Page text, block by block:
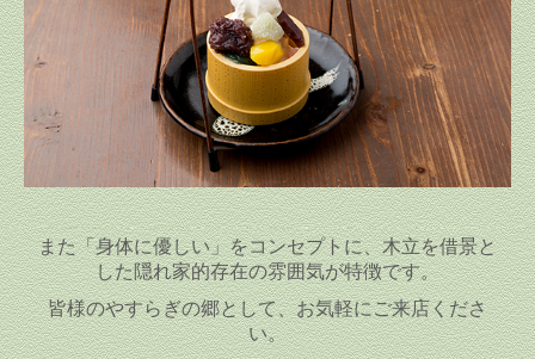
また「身体に優しい」をコンセプトに、木立を借景と
した隠れ家的存在の雰囲気が特徴です。
皆様のやすらぎの郷として、お気軽にご来店くださ
い。